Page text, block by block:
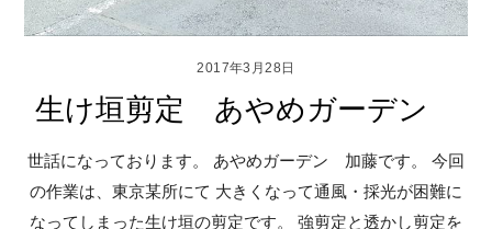
2017年3月28日
生け垣剪定 あやめガーデン
世話になっております。 あやめガーデン 加藤です。 今回
の作業は、東京某所にて 大きくなって通風・採光が困難に
なってしまった生け垣の剪定です。 強剪定と透かし剪定を